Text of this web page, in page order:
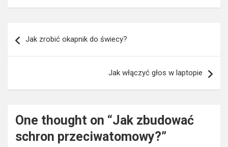
wpisu
Jak zrobić okapnik do świecy?
Jak włączyć głos w laptopie
One thought on “Jak zbudować
schron przeciwatomowy?”